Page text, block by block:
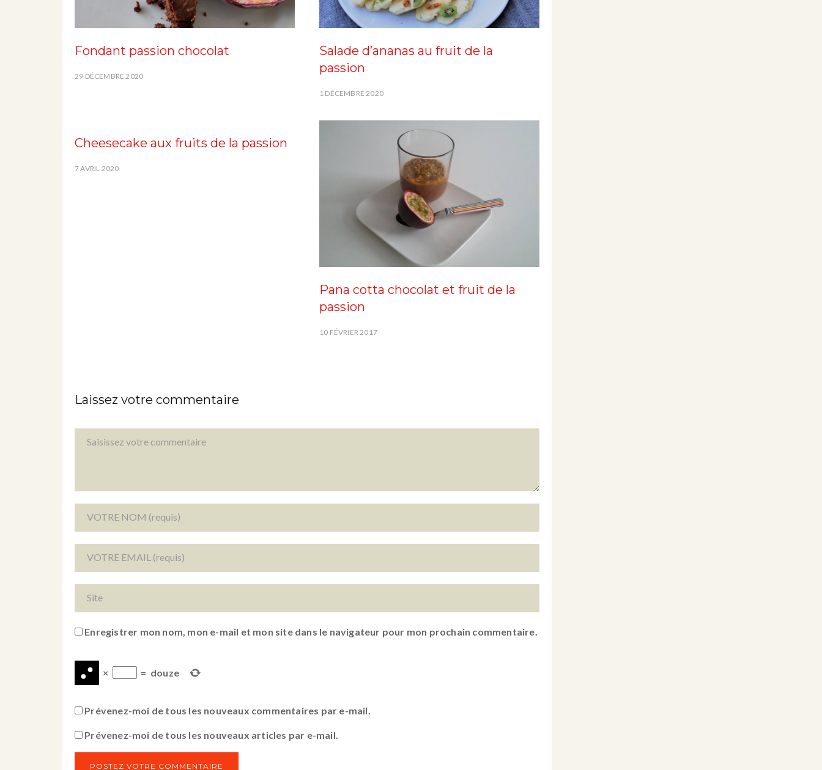
Fondant passion chocolat
29 DÉCEMBRE 2020
Salade d’ananas au fruit de la
passion
1 DÉCEMBRE 2020
Cheesecake aux fruits de la passion
7 AVRIL 2020
Pana cotta chocolat et fruit de la
passion
10 FÉVRIER 2017
Laissez votre commentaire
Enregistrer mon nom, mon e-mail et mon site dans le navigateur pour mon prochain commentaire.
× = douze
Prévenez-moi de tous les nouveaux commentaires par e-mail.
Prévenez-moi de tous les nouveaux articles par e-mail.